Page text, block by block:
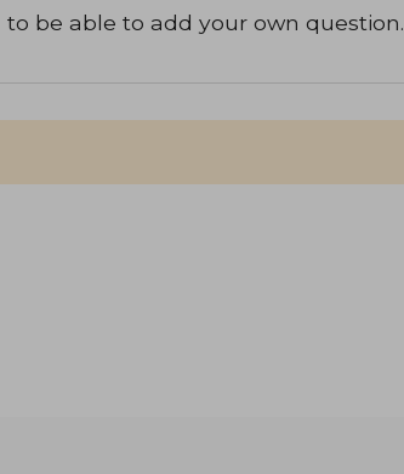
to be able to add your own question.